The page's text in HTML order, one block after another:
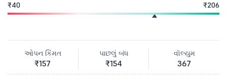
₹40 ₹206
ઓપન કિંમત
₹157
પાછલું બંધ
₹154
વૉલ્યુમ
367